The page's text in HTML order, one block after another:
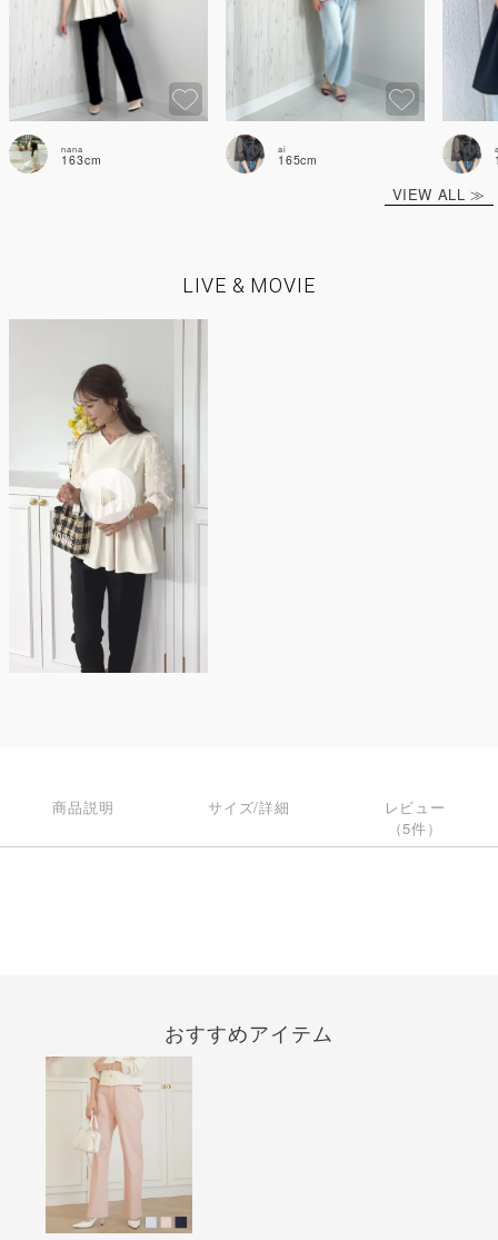
nana
163cm
ai
165cm
VIEW ALL ≫
LIVE & MOVIE
商品説明 サイズ/詳細
レビュー
（5件）
おすすめアイテム